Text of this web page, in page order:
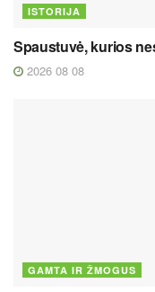
ISTORIJA
Spaustuvė, kurios
2026 08 08
GAMTA IR ŽMOGUS